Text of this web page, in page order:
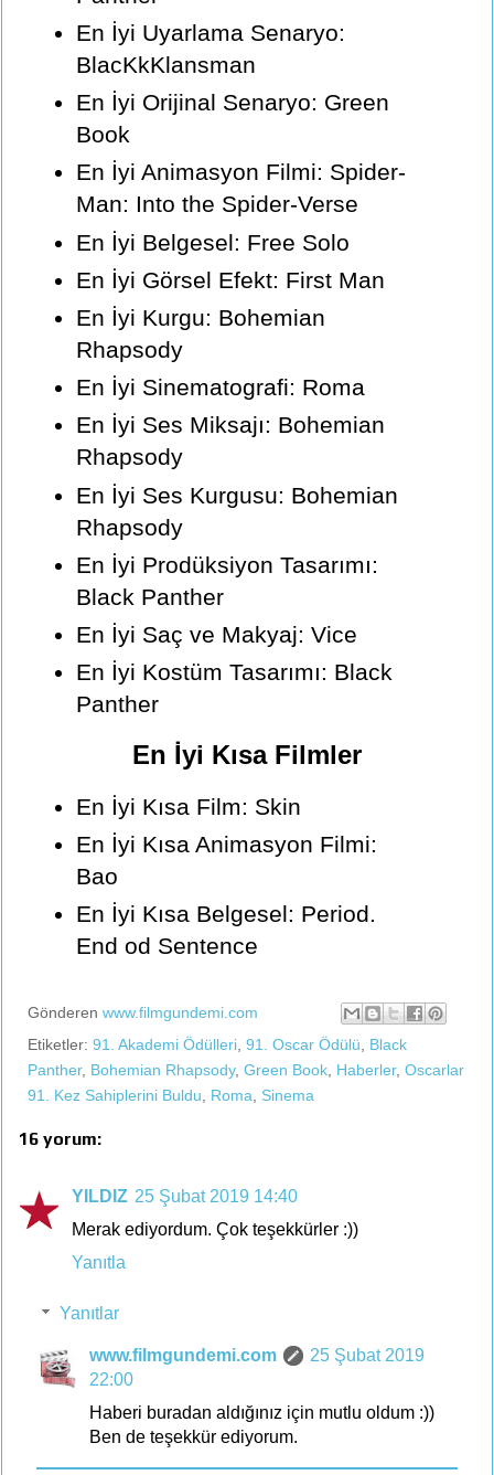
En İyi Uyarlama Senaryo:
BlacKkKlansman
En İyi Orijinal Senaryo: Green
Book
En İyi Animasyon Filmi: Spider-
Man: Into the Spider-Verse
En İyi Belgesel: Free Solo
En İyi Görsel Efekt: First Man
En İyi Kurgu: Bohemian
Rhapsody
En İyi Sinematografi: Roma
En İyi Ses Miksajı: Bohemian
Rhapsody
En İyi Ses Kurgusu: Bohemian
Rhapsody
En İyi Prodüksiyon Tasarımı:
Black Panther
En İyi Saç ve Makyaj: Vice
En İyi Kostüm Tasarımı: Black
Panther
En İyi Kısa Filmler
En İyi Kısa Film: Skin
En İyi Kısa Animasyon Filmi:
Bao
En İyi Kısa Belgesel: Period.
End od Sentence
Gönderen www.filmgundemi.com
Etiketler: 91. Akademi Ödülleri, 91. Oscar Ödülü, Black
Panther, Bohemian Rhapsody, Green Book, Haberler, Oscarlar
91. Kez Sahiplerini Buldu, Roma, Sinema
16 yorum:
YILDIZ 25 Şubat 2019 14:40
Merak ediyordum. Çok teşekkürler :))
Yanıtla
Yanıtlar
www.filmgundemi.com
25 Şubat 2019
22:00
Haberi buradan aldığınız için mutlu oldum :))
Ben de teşekkür ediyorum.